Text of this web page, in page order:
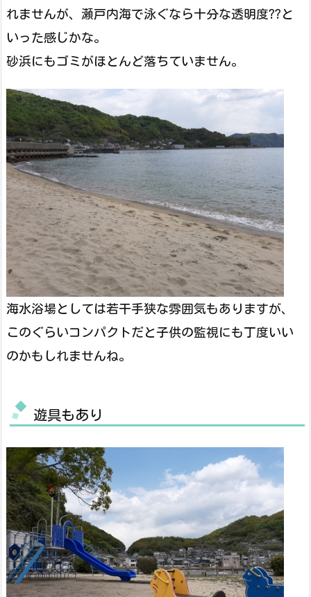
れませんが、瀬戸内海で泳ぐなら十分な透明度??と
いった感じかな。
砂浜にもゴミがほとんど落ちていません。
海水浴場としては若干手狭な雰囲気もありますが、
このぐらいコンパクトだと子供の監視にも丁度いい
のかもしれませんね。
遊具もあり